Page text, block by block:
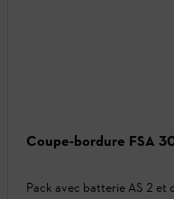
Coupe-bordure FSA
Pack avec batterie AS 2 et